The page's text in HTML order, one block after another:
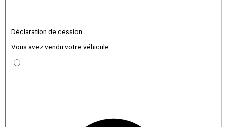
Déclaration de cession
Vous avez vendu votre véhicule.